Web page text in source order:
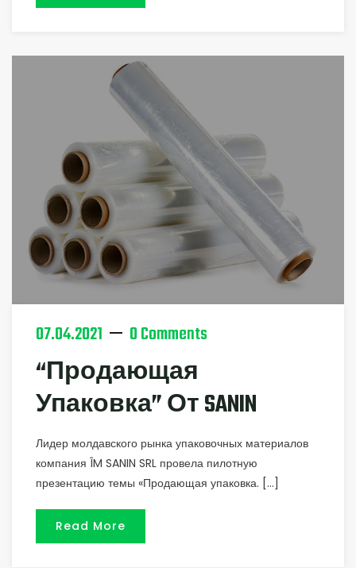
07.04.2021 0 Comments
“Продающая
Упаковка” От SANIN
Лидер молдавского рынка упаковочных материалов
компания ÎM SANIN SRL провела пилотную
презентацию темы «Продающая упаковка. […]
Read More